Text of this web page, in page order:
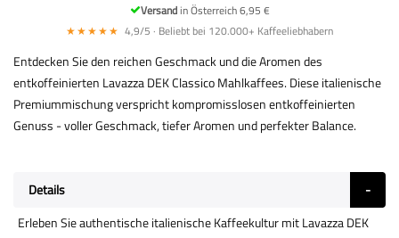
Versandin Österreich 6,95 €
★★★★★ 4,9/5 · Beliebt bei 120.000+ Kaffeeliebhabern
Entdecken Sie den reichen Geschmack und die Aromen des
entkoffeinierten Lavazza DEK Classico Mahlkaffees. Diese italienische
Premiummischung verspricht kompromisslosen entkoffeinierten
Genuss - voller Geschmack, tiefer Aromen und perfekter Balance.
Details
Erleben Sie authentische italienische Kaffeekultur mit Lavazza DEK